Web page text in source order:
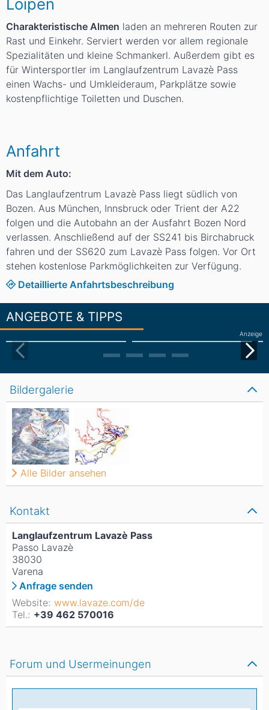
Loipen
Charakteristische Almen laden an mehreren Routen zur
Rast und Einkehr. Serviert werden vor allem regionale
Spezialitäten und kleine Schmankerl. Außerdem gibt es
für Wintersportler im Langlaufzentrum Lavazè Pass
einen Wachs- und Umkleideraum, Parkplätze sowie
kostenpflichtige Toiletten und Duschen.
Anfahrt
Mit dem Auto:
Das Langlaufzentrum Lavazè Pass liegt südlich von
Bozen. Aus München, Innsbruck oder Trient der A22
folgen und die Autobahn an der Ausfahrt Bozen Nord
verlassen. Anschließend auf der SS241 bis Birchabruck
fahren und der SS620 zum Lavazè Pass folgen. Vor Ort
stehen kostenlose Parkmöglichkeiten zur Verfügung.
Detaillierte Anfahrtsbeschreibung
ANGEBOTE & TIPPS
Anzeige
Kontakt
Langlaufzentrum Lavazè Pass
Passo Lavazè
38030
Varena
Anfrage senden
Website: www.lavaze.com/de
Tel.: +39 462 570016
Bildergalerie
Alle Bilder ansehen
Forum und Usermeinungen